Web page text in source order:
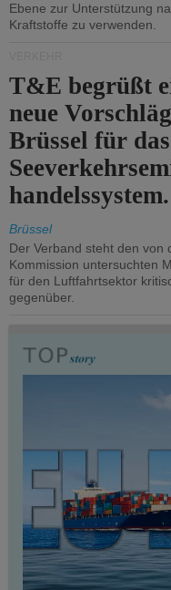
Ebene zur Unterstützung
Kraftstoffe zu verwenden.
T&E begrüßt
neue
Brüssel für
handelssystem.
Brüssel
Der Verband steht den von
Kommission untersuchten
für den Luftfahrtsektor
gegenüber.